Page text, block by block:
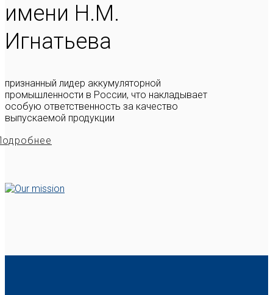
имени Н.М.
Игнатьева
признанный лидер аккумуляторной
промышленности в России, что накладывает
особую ответственность за качество
выпускаемой продукции